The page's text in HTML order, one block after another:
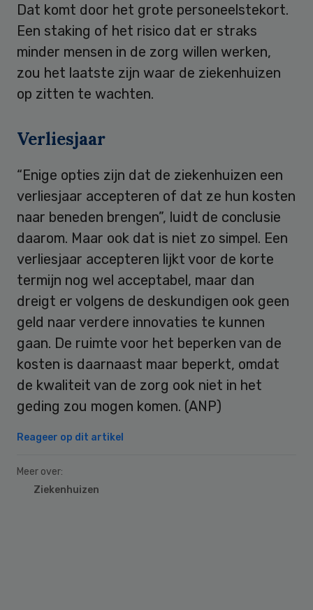
Dat komt door het grote personeelstekort.
Een staking of het risico dat er straks
minder mensen in de zorg willen werken,
zou het laatste zijn waar de ziekenhuizen
op zitten te wachten.
Verliesjaar
“Enige opties zijn dat de ziekenhuizen een
verliesjaar accepteren of dat ze hun kosten
naar beneden brengen”, luidt de conclusie
daarom. Maar ook dat is niet zo simpel. Een
verliesjaar accepteren lijkt voor de korte
termijn nog wel acceptabel, maar dan
dreigt er volgens de deskundigen ook geen
geld naar verdere innovaties te kunnen
gaan. De ruimte voor het beperken van de
kosten is daarnaast maar beperkt, omdat
de kwaliteit van de zorg ook niet in het
geding zou mogen komen. (ANP)
Reageer op dit artikel
Meer over:
Ziekenhuizen